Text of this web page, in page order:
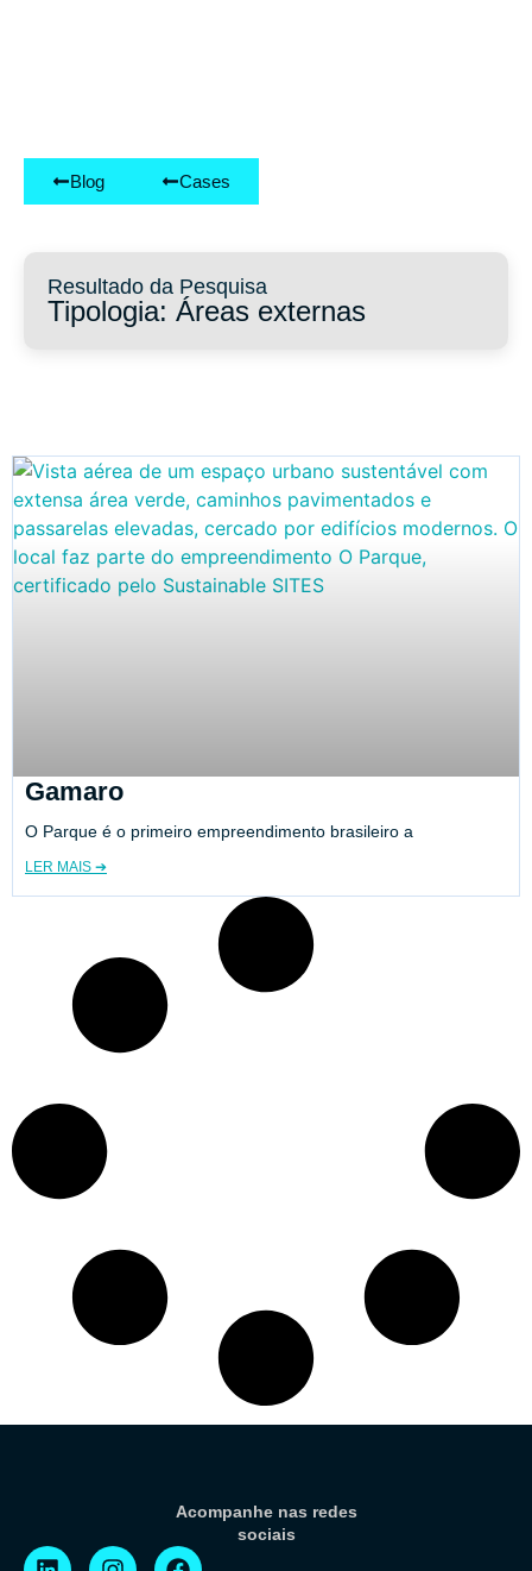
Blog Cases
Resultado da Pesquisa
Tipologia: Áreas externas
Gamaro
O Parque é o primeiro empreendimento brasileiro a
LER MAIS ➔
Acompanhe nas redes
sociais